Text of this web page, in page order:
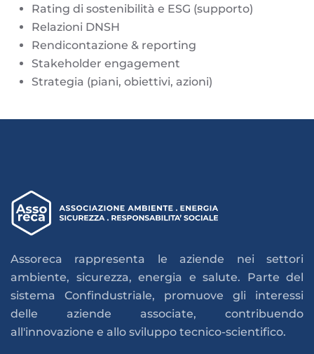
Rating di sostenibilità e ESG (supporto)
Relazioni DNSH
Rendicontazione & reporting
Stakeholder engagement
Strategia (piani, obiettivi, azioni)
Assoreca rappresenta le aziende nei settori
ambiente, sicurezza, energia e salute. Parte del
sistema Confindustriale, promuove gli interessi
delle aziende associate, contribuendo
all'innovazione e allo sviluppo tecnico-scientifico.